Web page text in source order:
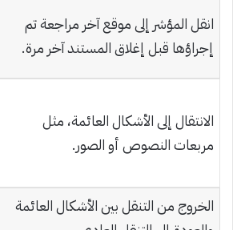
انقل المؤشر إلى موقع آخر مراجعة تم
إجراؤها قبل إغلاق المستند آخر مرة.
الانتقال إلى الأشكال العائمة، مثل
مربعات النصوص أو الصور.
الخروج من التنقل بين الأشكال العائمة